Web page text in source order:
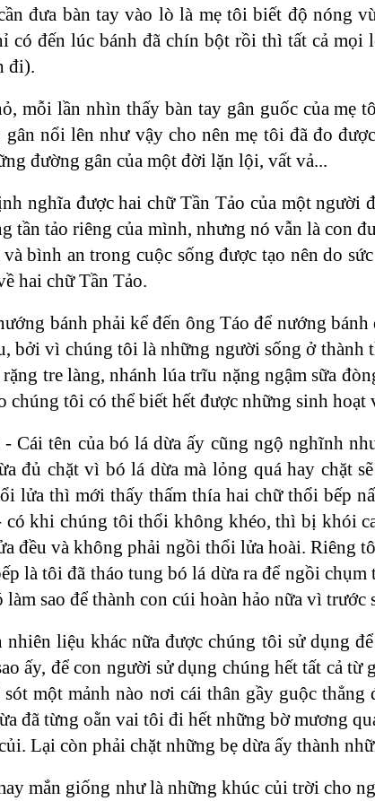
đưa bàn tay vào lò là mẹ tôi biết độ nóng
có đến lúc bánh đã chín bột rồi thì tất cả
đi).
mỗi lần nhìn thấy bàn tay gân guốc của mẹ
gân nổi lên như vậy cho nên mẹ tôi đã đo
đường gân của một đời lặn lội, vất vả...
nghĩa được hai chữ Tần Tảo của một
tần tảo riêng của mình, nhưng nó vẫn là con
và bình an trong cuộc sống được tạo nên do
hai chữ Tần Tảo.
bánh phải kể đến ông Táo để nướng
bởi vì chúng tôi là những người sống ở
tre làng, nhánh lúa trĩu nặng ngậm sữa
chúng tôi có thể biết hết được những sinh
- Cái tên của bó lá dừa ấy cũng ngộ nghĩnh
đủ chặt vì bó lá dừa mà lỏng quá hay chặt
lửa thì mới thấy thấm thía hai chữ thổi bếp
có khi chúng tôi thổi không khéo, thì bị khói
đều và không phải ngồi thổi lửa hoài. Riêng
là tôi đã tháo tung bó lá dừa ra để ngồi
làm sao để thành con cúi hoàn hảo nữa vì
liệu khác nữa được chúng tôi sử dụng
ấy, để con người sử dụng chúng hết tất cả
một mảnh nào nơi cái thân gầy guộc
đã từng oằn vai tôi đi hết những bờ mương
Lại còn phải chặt những bẹ dừa ấy thành
mắn giống như là những khúc củi trời cho